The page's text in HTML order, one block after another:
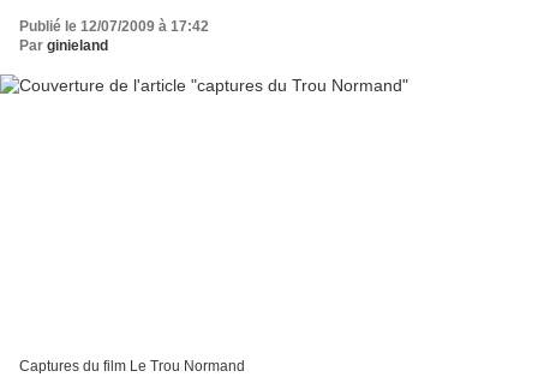
Publié le 12/07/2009 à 17:42
Par ginieland
Captures du film Le Trou Normand